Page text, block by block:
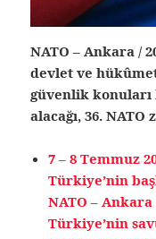
NATO – Ankara /
devlet ve
güvenlik
alacağı, 36.
7 – 8 Temmuz
Türkiye’nin
NATO –
Türkiye’nin